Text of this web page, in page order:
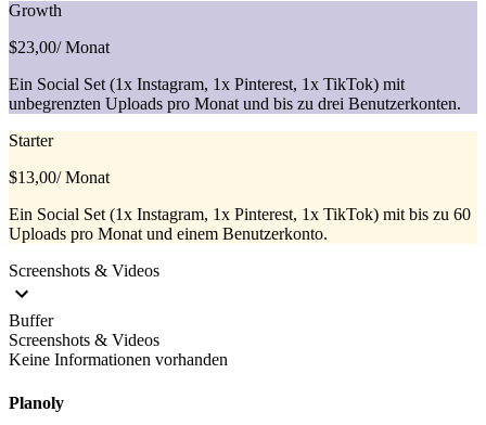
Growth
$23,00/ Monat
Ein Social Set (1x Instagram, 1x Pinterest, 1x TikTok) mit
unbegrenzten Uploads pro Monat und bis zu drei Benutzerkonten.
Starter
$13,00/ Monat
Ein Social Set (1x Instagram, 1x Pinterest, 1x TikTok) mit bis zu 60
Uploads pro Monat und einem Benutzerkonto.
Screenshots & Videos
Buffer
Screenshots & Videos
Keine Informationen vorhanden
Planoly